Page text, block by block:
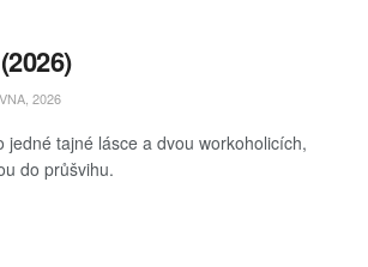
2026
jedné tajné lásce a dvou workoholicích,
do průšvihu.